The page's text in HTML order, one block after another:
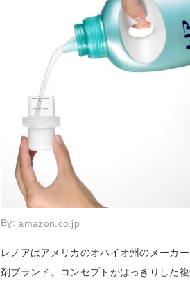
By:amazon.co.jp
レノアはアメリカのオハイオ州のメーカ
剤ブランド。コンセプトがはっきりした